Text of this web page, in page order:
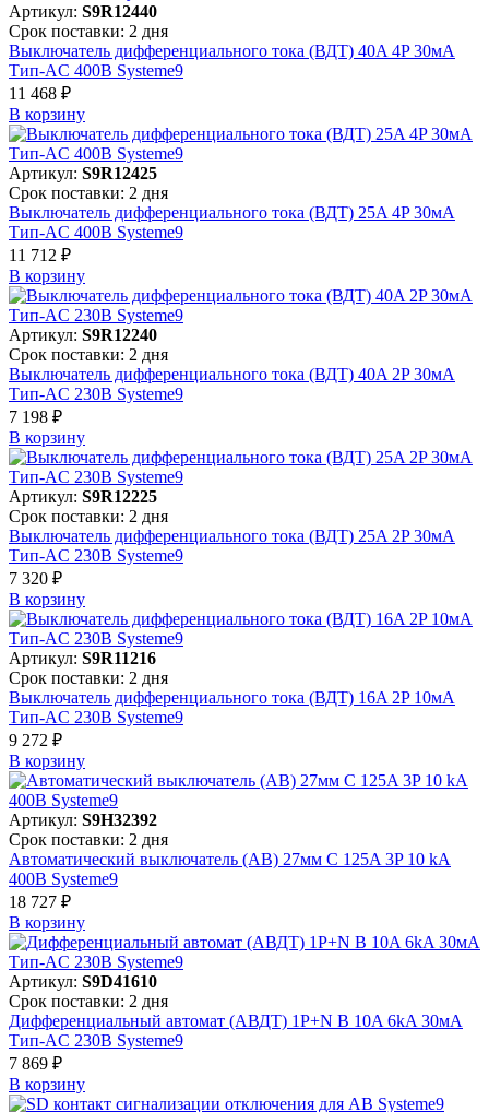
Артикул: S9R12440
Срок поставки: 2 дня
Выключатель дифференциального тока (ВДТ) 40A 4P 30мА
Тип-AC 400В Systeme9
11 468 ₽
В корзинy
Артикул: S9R12425
Срок поставки: 2 дня
Выключатель дифференциального тока (ВДТ) 25A 4P 30мА
Тип-AC 400В Systeme9
11 712 ₽
В корзинy
Артикул: S9R12240
Срок поставки: 2 дня
Выключатель дифференциального тока (ВДТ) 40A 2P 30мА
Тип-AC 230В Systeme9
7 198 ₽
В корзинy
Артикул: S9R12225
Срок поставки: 2 дня
Выключатель дифференциального тока (ВДТ) 25A 2P 30мА
Тип-AC 230В Systeme9
7 320 ₽
В корзинy
Артикул: S9R11216
Срок поставки: 2 дня
Выключатель дифференциального тока (ВДТ) 16A 2P 10мА
Тип-AC 230В Systeme9
9 272 ₽
В корзинy
Артикул: S9H32392
Срок поставки: 2 дня
Автоматический выключатель (АВ) 27мм C 125A 3P 10 kA
400В Systeme9
18 727 ₽
В корзинy
Артикул: S9D41610
Срок поставки: 2 дня
Дифференциальный автомат (АВДТ) 1P+N B 10A 6kA 30мА
Тип-AC 230В Systeme9
7 869 ₽
В корзинy